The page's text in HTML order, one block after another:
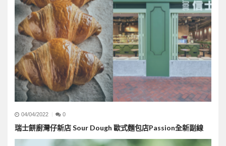
04/04/2022 0
瑞士餅廚灣仔新店 Sour Dough 歐式麵包店Passion全新副線